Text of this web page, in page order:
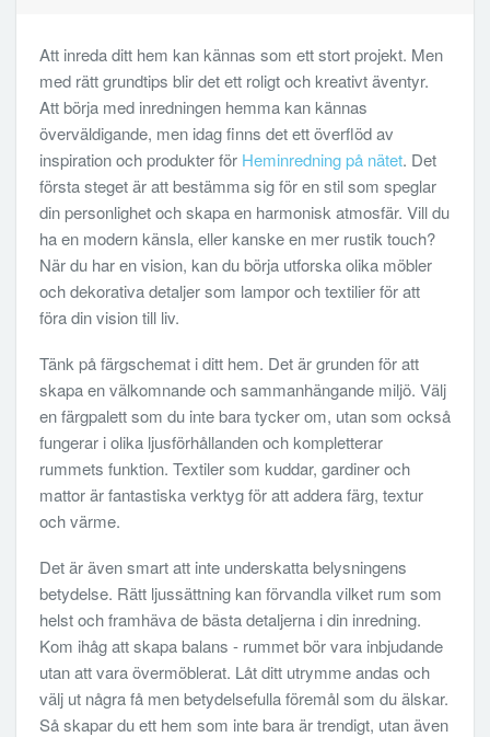
Att inreda ditt hem kan kännas som ett stort projekt. Men
med rätt grundtips blir det ett roligt och kreativt äventyr.
Att börja med inredningen hemma kan kännas
överväldigande, men idag finns det ett överflöd av
inspiration och produkter för Heminredning på nätet. Det
första steget är att bestämma sig för en stil som speglar
din personlighet och skapa en harmonisk atmosfär. Vill du
ha en modern känsla, eller kanske en mer rustik touch?
När du har en vision, kan du börja utforska olika möbler
och dekorativa detaljer som lampor och textilier för att
föra din vision till liv.
Tänk på färgschemat i ditt hem. Det är grunden för att
skapa en välkomnande och sammanhängande miljö. Välj
en färgpalett som du inte bara tycker om, utan som också
fungerar i olika ljusförhållanden och kompletterar
rummets funktion. Textiler som kuddar, gardiner och
mattor är fantastiska verktyg för att addera färg, textur
och värme.
Det är även smart att inte underskatta belysningens
betydelse. Rätt ljussättning kan förvandla vilket rum som
helst och framhäva de bästa detaljerna i din inredning.
Kom ihåg att skapa balans - rummet bör vara inbjudande
utan att vara övermöblerat. Låt ditt utrymme andas och
välj ut några få men betydelsefulla föremål som du älskar.
Så skapar du ett hem som inte bara är trendigt, utan även